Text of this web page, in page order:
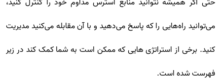
می‌توانید راه‌هایی را که پاسخ می‌دهید و با آن مقابله می‌کنید مدیریت
کنید. برخی از استراتژی هایی که ممکن است به شما کمک کند در زیر
فهرست شده است.